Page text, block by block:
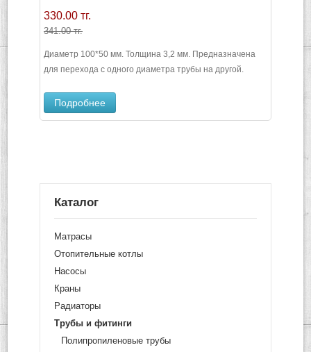
330.00 тг.
341.00 тг.
Диаметр 100*50 мм. Толщина 3,2 мм. Предназначена
для перехода с одного диаметра трубы на другой.
Подробнее
Каталог
Матрасы
Отопительные котлы
Насосы
Краны
Радиаторы
Трубы и фитинги
Полипропиленовые трубы